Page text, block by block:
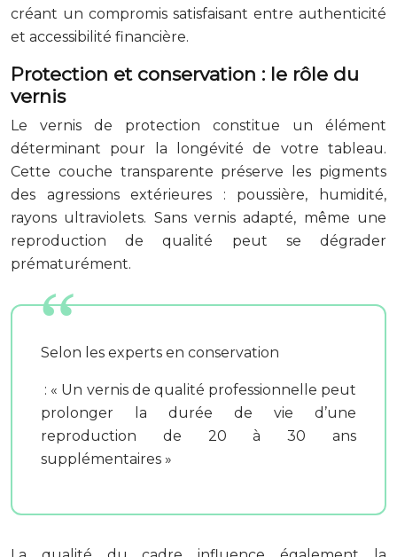
créant un compromis satisfaisant entre authenticité
et accessibilité financière.
Protection et conservation : le rôle du
vernis
Le vernis de protection constitue un élément
déterminant pour la longévité de votre tableau.
Cette couche transparente préserve les pigments
des agressions extérieures : poussière, humidité,
rayons ultraviolets. Sans vernis adapté, même une
reproduction de qualité peut se dégrader
prématurément.
Selon les experts en conservation
: « Un vernis de qualité professionnelle peut
prolonger la durée de vie d’une
reproduction de 20 à 30 ans
supplémentaires »